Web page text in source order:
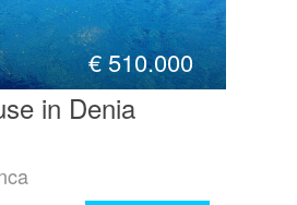
€510.000
in Denia